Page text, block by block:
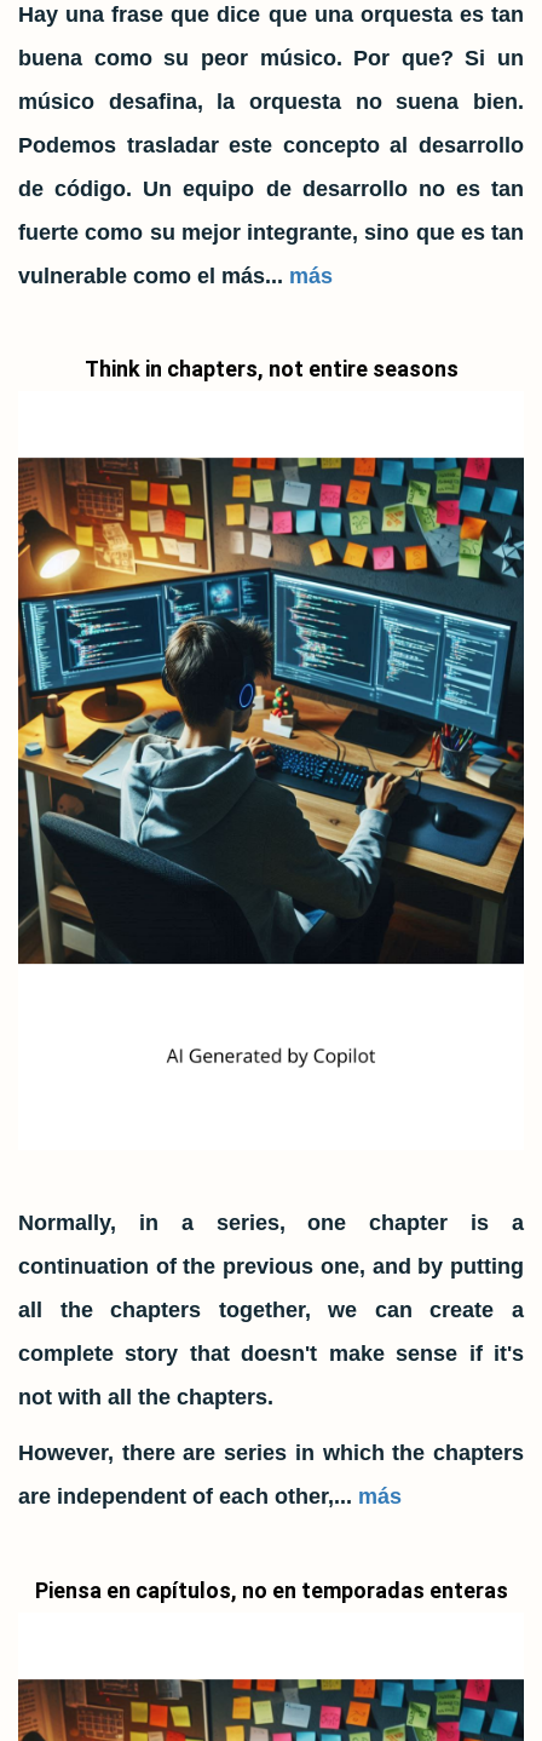
Hay una frase que dice que una orquesta es tan
buena como su peor músico. Por que? Si un
músico desafina, la orquesta no suena bien.
Podemos trasladar este concepto al desarrollo
de código. Un equipo de desarrollo no es tan
fuerte como su mejor integrante, sino que es tan
vulnerable como el más... más
Think in chapters, not entire seasons
Normally, in a series, one chapter is a
continuation of the previous one, and by putting
all the chapters together, we can create a
complete story that doesn't make sense if it's
not with all the chapters.
However, there are series in which the chapters
are independent of each other,... más
Piensa en capítulos, no en temporadas enteras